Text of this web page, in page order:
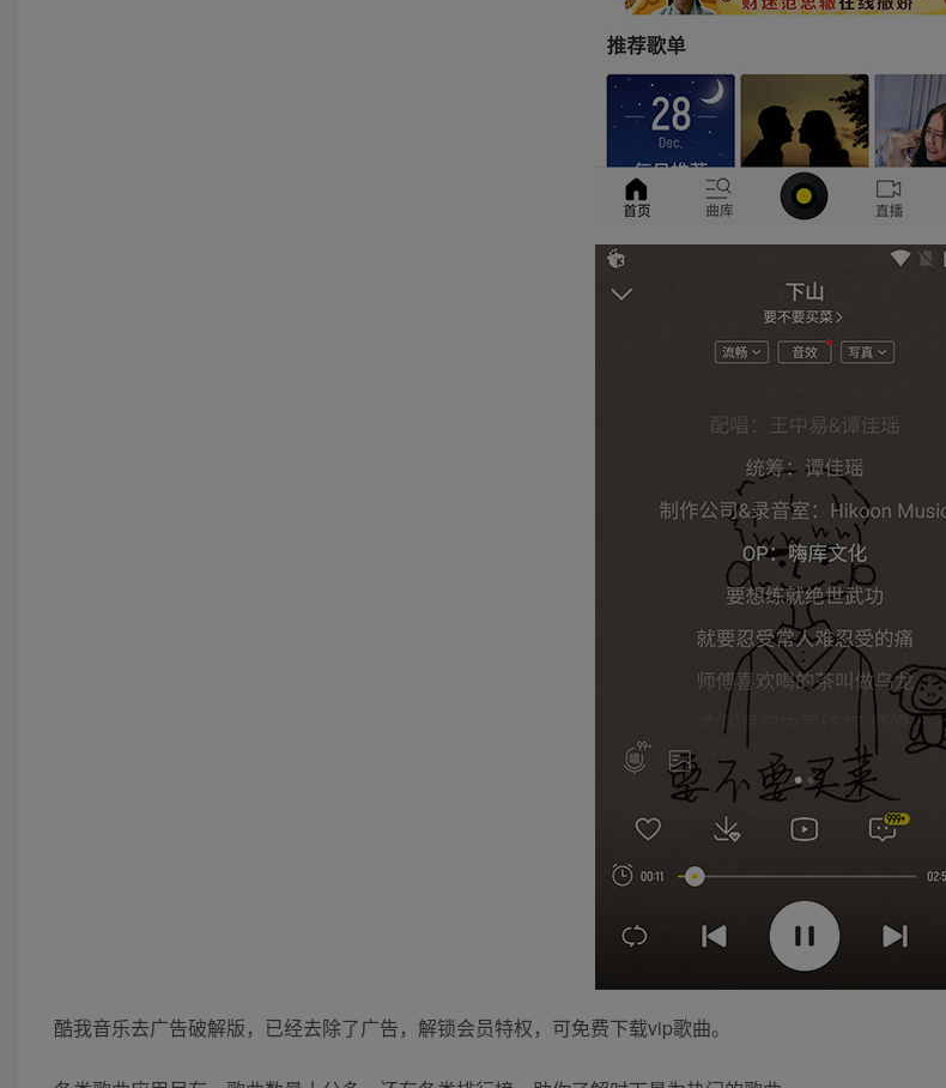
酷我音乐去广告破解版，已经去除了广告，解锁会员特权，可免费下载vip歌曲。